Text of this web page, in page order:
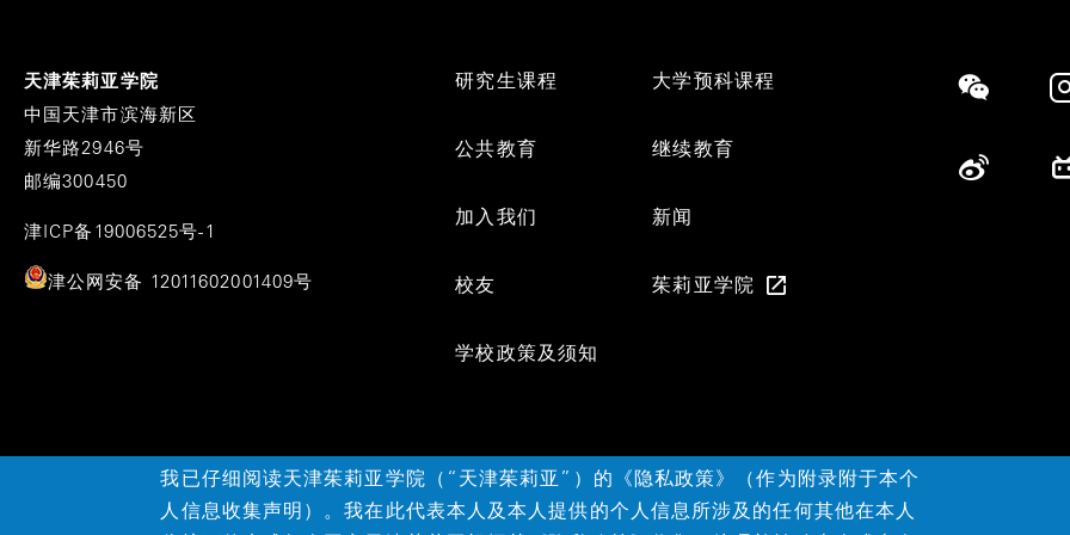
天津茱莉亚学院
中国天津市滨海新区
新华路2946号
邮编300450
津ICP备19006525号-1
津公网安备 12011602001409号
Footer
研究生课程 大学预科课程
公共教育 继续教育
加入我们 新闻
校友 茱莉亚学院
学校政策及须知
Social
我已仔细阅读天津茱莉亚学院（“天津茱莉亚”）的《隐私政策》（作为附录附于本个
人信息收集声明）。我在此代表本人及本人提供的个人信息所涉及的任何其他在本人